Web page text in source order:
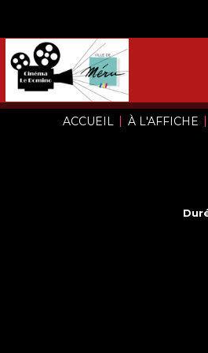
ACCUEIL | À L'AFFICHE |